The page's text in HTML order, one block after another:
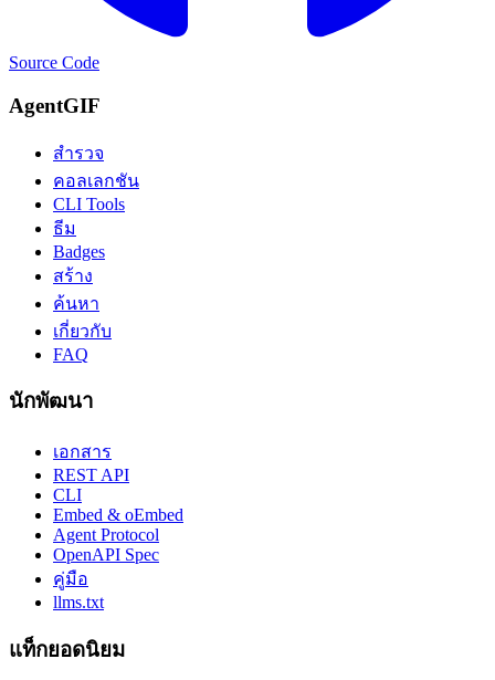
Source Code
AgentGIF
สำรวจ
คอลเลกชัน
CLI Tools
ธีม
Badges
สร้าง
ค้นหา
เกี่ยวกับ
FAQ
นักพัฒนา
เอกสาร
REST API
CLI
Embed & oEmbed
Agent Protocol
OpenAPI Spec
คู่มือ
llms.txt
แท็กยอดนิยม